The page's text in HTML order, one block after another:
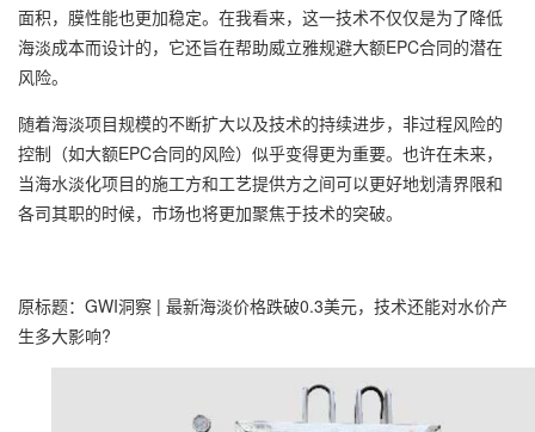
面积，膜性能也更加稳定。在我看来，这一技术不仅仅是为了降低
海淡成本而设计的，它还旨在帮助威立雅规避大额EPC合同的潜在
风险。
随着海淡项目规模的不断扩大以及技术的持续进步，非过程风险的
控制（如大额EPC合同的风险）似乎变得更为重要。也许在未来，
当海水淡化项目的施工方和工艺提供方之间可以更好地划清界限和
各司其职的时候，市场也将更加聚焦于技术的突破。
原标题：GWI洞察 | 最新海淡价格跌破0.3美元，技术还能对水价产
生多大影响?